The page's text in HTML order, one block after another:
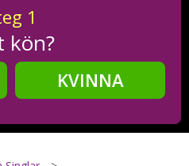
1
kön?
KVINNA
2